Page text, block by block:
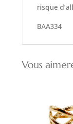
risque
BAA334
Vous